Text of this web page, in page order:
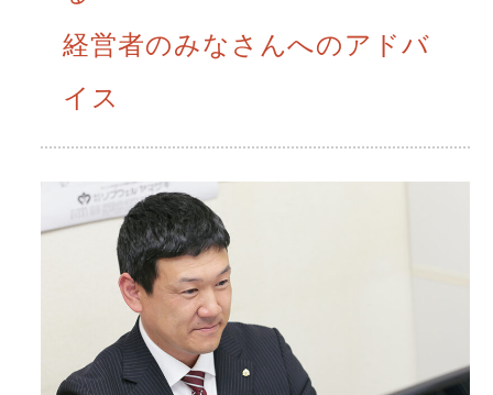
経営者のみなさんへのアドバ
イス